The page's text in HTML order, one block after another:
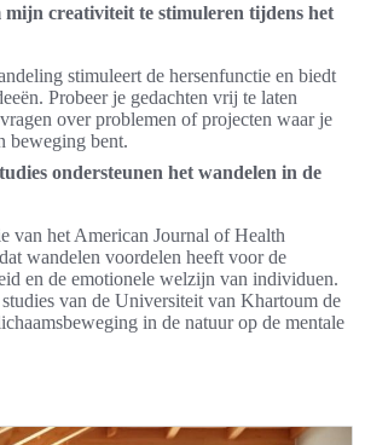
creativiteit te stimuleren tijdens het
stimuleert de hersenfunctie en biedt
Probeer je gedachten vrij te laten
over problemen of projecten waar je
beweging bent.
ondersteunen het wandelen in de
van het American Journal of Health
wandelen voordelen heeft voor de
en de emotionele welzijn van individuen.
van de Universiteit van Khartoum de
in de natuur op de mentale